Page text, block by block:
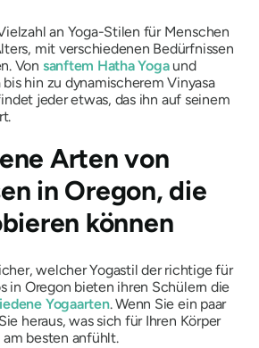
an Yoga-Stilen für Menschen
mit verschiedenen Bedürfnissen
Von sanftem Hatha Yogaund
hin zu dynamischerem Vinyasa
jeder etwas, das ihn auf seinem
Arten von
in Oregon, die
können
welcher Yogastil der richtige für
in Oregon bieten ihren Schülern die
Yogaarten. Wenn Sie ein paar
heraus, was sich für Ihren Körper
besten anfühlt.